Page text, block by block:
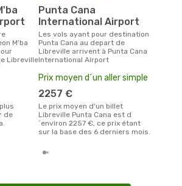
M'ba
Libreville
Punta Cana
International Airport
Les vols ayant pour destination
Punta Cana au depart de
Libreville arrivent à Punta Cana
International Airport
de
Prix moyen d´un aller simple
2257 €
Le prix moyen d'un billet
Libreville Punta Cana est d
´environ 2257 €, ce prix étant
sur la base des 6 derniers mois.